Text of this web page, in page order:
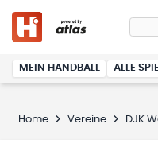
MEIN HANDBALL ALLE
Home Vereine DJK